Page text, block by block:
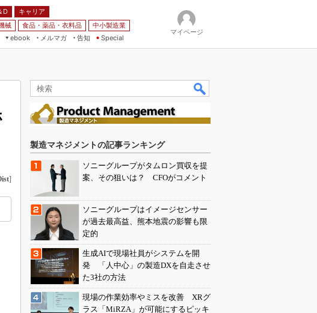
D
キャリア
械 食品・薬品・衣料品
中小製造業
ebook
メルマガ
告知 Special
マイページ
]
製造マネジメントの記事ランキング
ソニーグループがタムロン買収を提
案、その狙いは？ CFOがコメント
ソニーグループはイメージセンサー
が過去最高益、熊本地震の影響も限
定的
生成AIで現場社員がシステムを開
発 「人中心」の製造DXを自走させ
た3社の方法
現場の作業効率やミスを改善 XRグ
ラス「MiRZA」が可能にするピッキ